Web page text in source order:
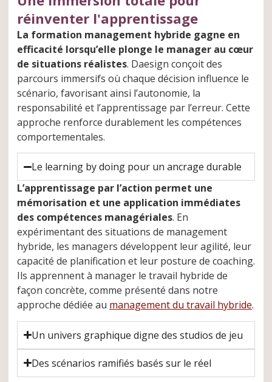
réinventer l'apprentissage
La formation management hybride gagne en
efficacité lorsqu’elle plonge le manager au cœur
de situations réalistes. Daesign conçoit des
parcours immersifs où chaque décision influence le
scénario, favorisant ainsi l’autonomie, la
responsabilité et l’apprentissage par l’erreur. Cette
approche renforce durablement les compétences
comportementales.
Le learning by doing pour un ancrage durable
L’apprentissage par l’action permet une
mémorisation et une application immédiates
des compétences managériales. En
expérimentant des situations de management
hybride, les managers développent leur agilité, leur
capacité de planification et leur posture de coaching.
Ils apprennent à manager le travail hybride de
façon concrète, comme présenté dans notre
approche dédiée au management du travail hybride.
Un univers graphique digne des studios de jeu
Des scénarios ramifiés basés sur le réel